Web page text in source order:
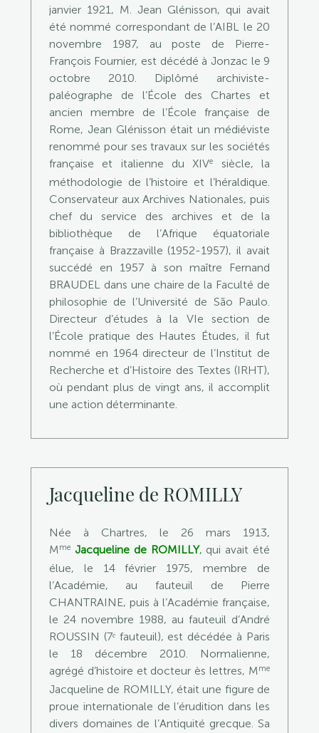
janvier 1921, M. Jean Glénisson, qui avait
été nommé correspondant de l’AIBL le 20
novembre 1987, au poste de Pierre-
François Fournier, est décédé à Jonzac le 9
octobre 2010. Diplômé archiviste-
paléographe de l’École des Chartes et
ancien membre de l’École française de
Rome, Jean Glénisson était un médiéviste
renommé pour ses travaux sur les sociétés
française et italienne du XIVe
siècle, la
méthodologie de l’histoire et l’héraldique.
Conservateur aux Archives Nationales, puis
chef du service des archives et de la
bibliothèque de l’Afrique équatoriale
française à Brazzaville (1952-1957), il avait
succédé en 1957 à son maître Fernand
BRAUDEL dans une chaire de la Faculté de
philosophie de l’Université de São Paulo.
Directeur d’études à la VIe section de
l’École pratique des Hautes Études, il fut
nommé en 1964 directeur de l’Institut de
Recherche et d’Histoire des Textes (IRHT),
où pendant plus de vingt ans, il accomplit
une action déterminante.
Jacqueline de ROMILLY
Née à Chartres, le 26 mars 1913,
Mme Jacqueline de ROMILLY, qui avait été
élue, le 14 février 1975, membre de
l’Académie, au fauteuil de Pierre
CHANTRAINE, puis à l’Académie française,
le 24 novembre 1988, au fauteuil d’André
ROUSSIN (7ᵉ fauteuil), est décédée à Paris
le 18 décembre 2010. Normalienne,
agrégé d’histoire et docteur ès lettres, Mme
Jacqueline de ROMILLY, était une figure de
proue internationale de l’érudition dans les
divers domaines de l’Antiquité grecque. Sa